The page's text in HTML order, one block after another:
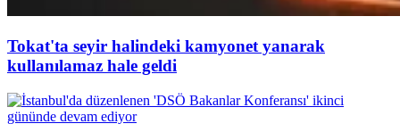
Tokat'ta seyir halindeki kamyonet yanarak
kullanılamaz hale geldi